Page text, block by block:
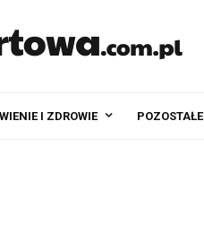
I ZDROWIE POZOSTAŁE